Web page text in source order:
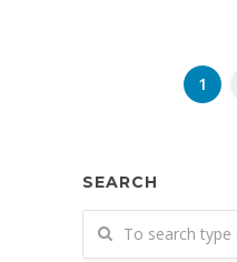
1
SEARCH